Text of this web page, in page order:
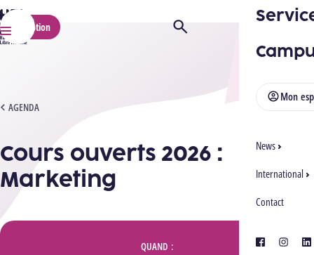
HELMo
Menu
Mon
News
International
Contact
facebook
Inscription Ouvrir/Fermer la recherche
AGENDA
COURS OUVERTS 2026 : MARKETING
Cours ouverts 2026 :
Marketing
Informations
QUAND